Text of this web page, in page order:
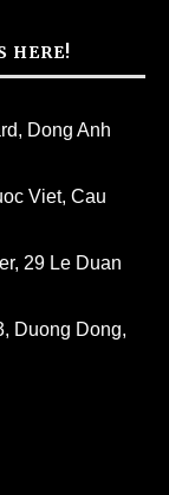
HERE!
Dong Anh
Viet, Cau
29 Le Duan
Duong Dong,